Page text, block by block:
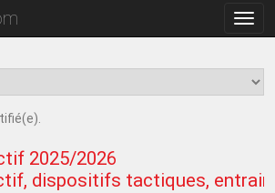
la
2025/2026
dispositifs tactiques,